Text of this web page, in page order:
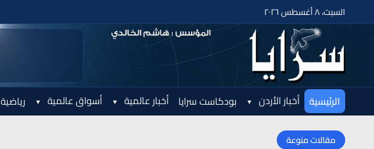
السبت، ٨ أغسطس ٢٠٢٦
الرئيسية أخبار الأردن بودكاست سرايا أخبار عالمية أسواق عالمية رياضية
مقالات منوعة